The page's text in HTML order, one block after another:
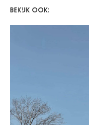
BEKIJK OOK: